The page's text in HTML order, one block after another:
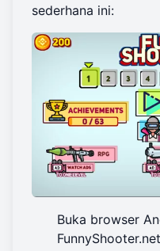
sederhana ini:
Buka browser
FunnyShooter.net